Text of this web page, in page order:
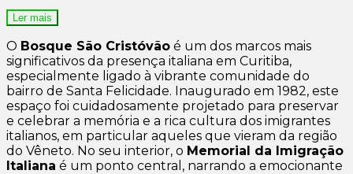
Ler mais
O Bosque São Cristóvão é um dos marcos mais
significativos da presença italiana em Curitiba,
especialmente ligado à vibrante comunidade do
bairro de Santa Felicidade. Inaugurado em 1982, este
espaço foi cuidadosamente projetado para preservar
e celebrar a memória e a rica cultura dos imigrantes
italianos, em particular aqueles que vieram da região
do Vêneto. No seu interior, o Memorial da Imigração
Italiana é um ponto central, narrando a emocionante